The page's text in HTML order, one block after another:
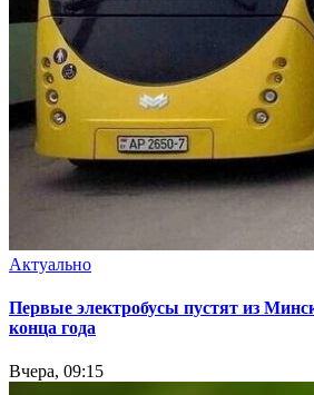
Актуально
Первые электробусы пустят из
конца года
Вчера, 09:15